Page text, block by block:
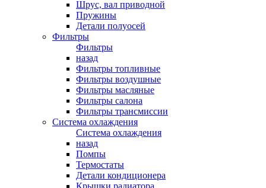
Шрус, вал приводной
Пружины
Детали полуосей
Фильтры
Фильтры
назад
Фильтры топливные
Фильтры воздушные
Фильтры масляные
Фильтры салона
Фильтры трансмиссии
Система охлаждения
Система охлаждения
назад
Помпы
Термостаты
Детали кондиционера
Крышки радиатора